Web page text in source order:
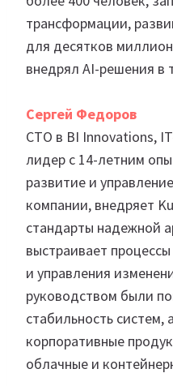
трансформации,
для десятков
внедрял AI-решения в
Сергей Федоров
CTO в BI Innovations,
лидер с 14-летним
развитие и
компании, внедряет
стандарты надежной
выстраивает
и управления
руководством были
стабильность систем,
корпоративные
облачные и